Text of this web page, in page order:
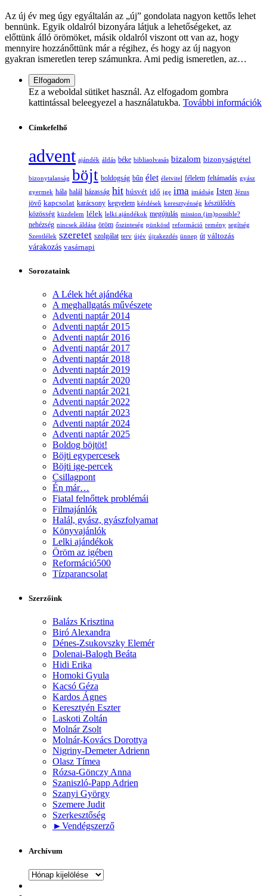
Az új év meg úgy egyáltalán az „új” gondolata nagyon kettős lehet
bennünk. Egyik oldalról bizonyára látjuk a lehetőségeket, az
előttünk álló örömöket, másik oldalról viszont ott van az, hogy
mennyire hozzánőttünk már a régihez, és hogy az új nagyon
gyakran ismeretlen terep számunkra. Ami pedig ismeretlen, az…
Ez a weboldal sütiket használ. Az elfogadom gombra
kattintással beleegyezel a használatukba. További információk
Címkefelhő
advent ajándék áldás béke bibliaolvasás bizalom bizonyságtétel
bizonytalanság böjt boldogság bűn élet életvitel félelem feltámadás gyász
gyermek hála halál házasság hit húsvét idő ige ima imádság Isten Jézus
jövő kapcsolat karácsony kegyelem kérdések keresztyénség készülődés
közösség küzdelem lélek lelki ajándékok megújulás mission (im)possible?
nehézség nincsek áldása öröm őszinteség pünkösd reformáció remény segítség
Szentlélek szeretet szolgálat terv újév újrakezdés ünnep út változás
várakozás vasárnapi
Sorozataink
A Lélek hét ajándéka
A meghallgatás művészete
Adventi naptár 2014
Adventi naptár 2015
Adventi naptár 2016
Adventi naptár 2017
Adventi naptár 2018
Adventi naptár 2019
Adventi naptár 2020
Adventi naptár 2021
Adventi naptár 2022
Adventi naptár 2023
Adventi naptár 2024
Adventi naptár 2025
Boldog böjtöt!
Böjti egypercesek
Böjti ige-percek
Csillagpont
Én már…
Fiatal felnőttek problémái
Filmajánlók
Halál, gyász, gyászfolyamat
Könyvajánlók
Lelki ajándékok
Öröm az igében
Reformáció500
Tízparancsolat
Szerzőink
Balázs Krisztina
Biró Alexandra
Dénes-Zsukovszky Elemér
Dolenai-Balogh Beáta
Hidi Erika
Homoki Gyula
Kacsó Géza
Kardos Ágnes
Keresztyén Eszter
Laskoti Zoltán
Molnár Zsolt
Molnár-Kovács Dorottya
Nigriny-Demeter Adrienn
Olasz Tímea
Rózsa-Gönczy Anna
Szaniszló-Papp Adrien
Szanyi György
Szemere Judit
Szerkesztőség
►Vendégszerző
Archívum
Archívum